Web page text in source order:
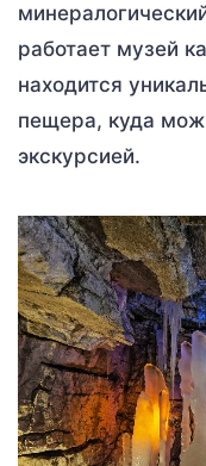
работает музей
находится
пещера, куда
экскурсией.